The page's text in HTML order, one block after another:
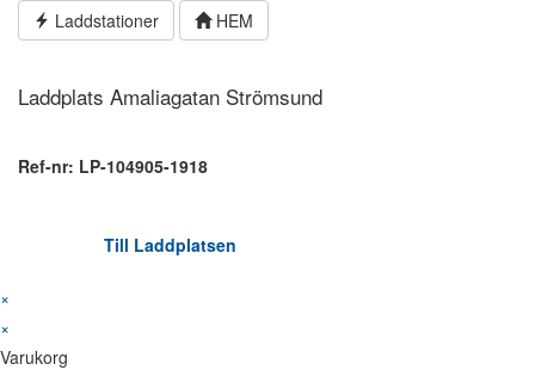
Hoppa Laddstationer HEM
Laddplats Amaliagatan Strömsund
Ref-nr: LP-104905-1918
Till Laddplatsen
×
×
Varukorg